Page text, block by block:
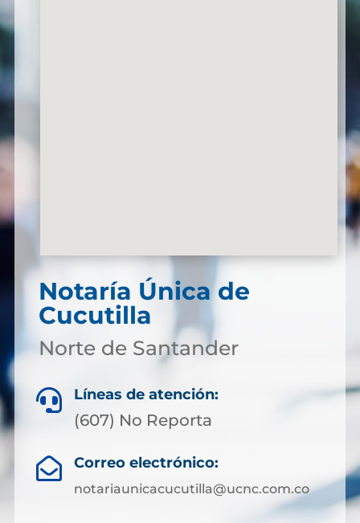
Notaría Única de
Cucutilla
Norte de Santander
 Líneas de atención:
(607) No Reporta
 Correo electrónico:
notariaunicacucutilla@ucnc.com.co